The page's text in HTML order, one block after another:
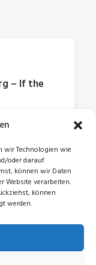
wir Technologien wie
oder darauf
können wir Daten
Website verarbeiten.
können
werden.
– If the